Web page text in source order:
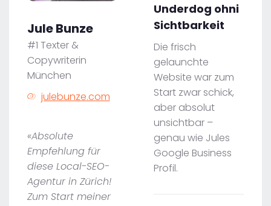
Jule Bunze
#1 Texter &
Copywriterin
München
julebunze.com
«Absolute
Empfehlung für
diese Local-SEO-
Agentur in Zürich!
Zum Start meiner
Underdog ohni
Sichtbarkeit
Die frisch
gelaunchte
Website war zum
Start zwar schick,
aber absolut
unsichtbar –
genau wie Jules
Google Business
Profil.